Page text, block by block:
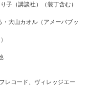
子（講談社）（装丁含む）
・大山カオル（アメーバブッ
レコード、ヴィレッジエー